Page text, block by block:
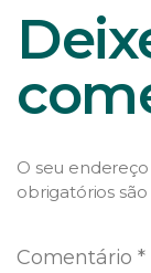
O seu
obrigatórios